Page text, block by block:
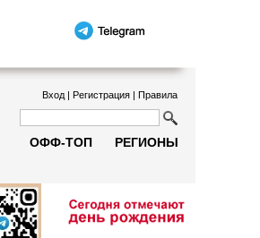
Вход | Регистрация | Правила
ОФФ-ТОП
РЕГИОНЫ